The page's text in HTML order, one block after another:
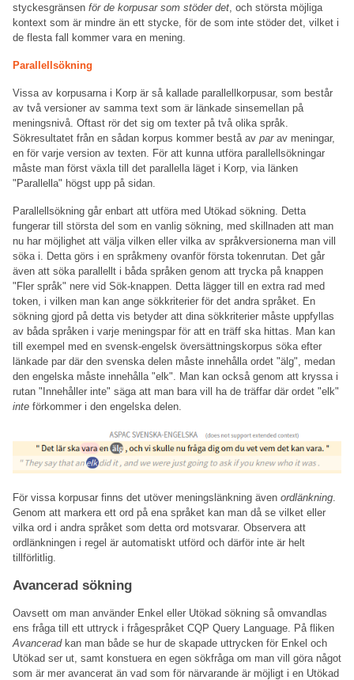
styckesgränsen för de korpusar som stöder det , och största möjliga
kontext som är mindre än ett stycke, för de som inte stöder det, vilket i
de flesta fall kommer vara en mening.
Parallellsökning
Vissa av korpusarna i Korp är så kallade parallellkorpusar, som består
av två versioner av samma text som är länkade sinsemellan på
meningsnivå. Oftast rör det sig om texter på två olika språk.
Sökresultatet från en sådan korpus kommer bestå av parav meningar,
en för varje version av texten. För att kunna utföra parallellsökningar
måste man först växla till det parallella läget i Korp, via länken
"Parallella" högst upp på sidan.
Parallellsökning går enbart att utföra med Utökad sökning. Detta
fungerar till största del som en vanlig sökning, med skillnaden att man
nu har möjlighet att välja vilken eller vilka av språkversionerna man vill
söka i. Detta görs i en språkmeny ovanför första tokenrutan. Det går
även att söka parallellt i båda språken genom att trycka på knappen
"Fler språk" nere vid Sök-knappen. Detta lägger till en extra rad med
token, i vilken man kan ange sökkriterier för det andra språket. En
sökning gjord på detta vis betyder att dina sökkriterier måste uppfyllas
av båda språken i varje meningspar för att en träff ska hittas. Man kan
till exempel med en svensk-engelsk översättningskorpus söka efter
länkade par där den svenska delen måste innehålla ordet "älg", medan
den engelska måste innehålla "elk". Man kan också genom att kryssa i
rutan "Innehåller inte" säga att man bara vill ha de träffar där ordet "elk"
inte förkommer i den engelska delen.
För vissa korpusar finns det utöver meningslänkning även ordlänkning
Genom att markera ett ord på ena språket kan man då se vilket eller
vilka ord i andra språket som detta ord motsvarar. Observera att
ordlänkningen i regel är automatiskt utförd och därför inte är helt
tillförlitlig.
Avancerad sökning
Oavsett om man använder Enkel eller Utökad sökning så omvandlas
ens fråga till ett uttryck i frågespråket CQP Query Language. På fliken
Avanceradkan man både se hur de skapade uttrycken för Enkel och
Utökad ser ut, samt konstuera en egen sökfråga om man vill göra något
som är mer avancerat än vad som för närvarande är möjligt i en Utökad